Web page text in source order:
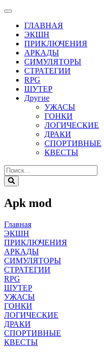
ГЛАВНАЯ
ЭКШН
ПРИКЛЮЧЕНИЯ
АРКАДЫ
СИМУЛЯТОРЫ
СТРАТЕГИИ
RPG
ШУТЕР
Другие
УЖАСЫ
ГОНКИ
ЛОГИЧЕСКИЕ
ДРАКИ
СПОРТИВНЫЕ
КВЕСТЫ
Apk mod
Главная
ЭКШН
ПРИКЛЮЧЕНИЯ
АРКАДЫ
СИМУЛЯТОРЫ
СТРАТЕГИИ
RPG
ШУТЕР
УЖАСЫ
ГОНКИ
ЛОГИЧЕСКИЕ
ДРАКИ
СПОРТИВНЫЕ
КВЕСТЫ